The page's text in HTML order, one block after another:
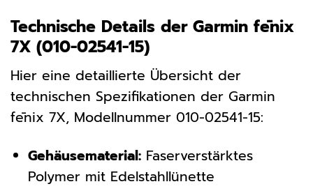
Technische Details der Garmin fēnix
7X (010-02541-15)
Hier eine detaillierte Übersicht der
technischen Spezifikationen der Garmin
fēnix 7X, Modellnummer 010-02541-15:
Gehäusematerial:Faserverstärktes
Polymer mit Edelstahllünette